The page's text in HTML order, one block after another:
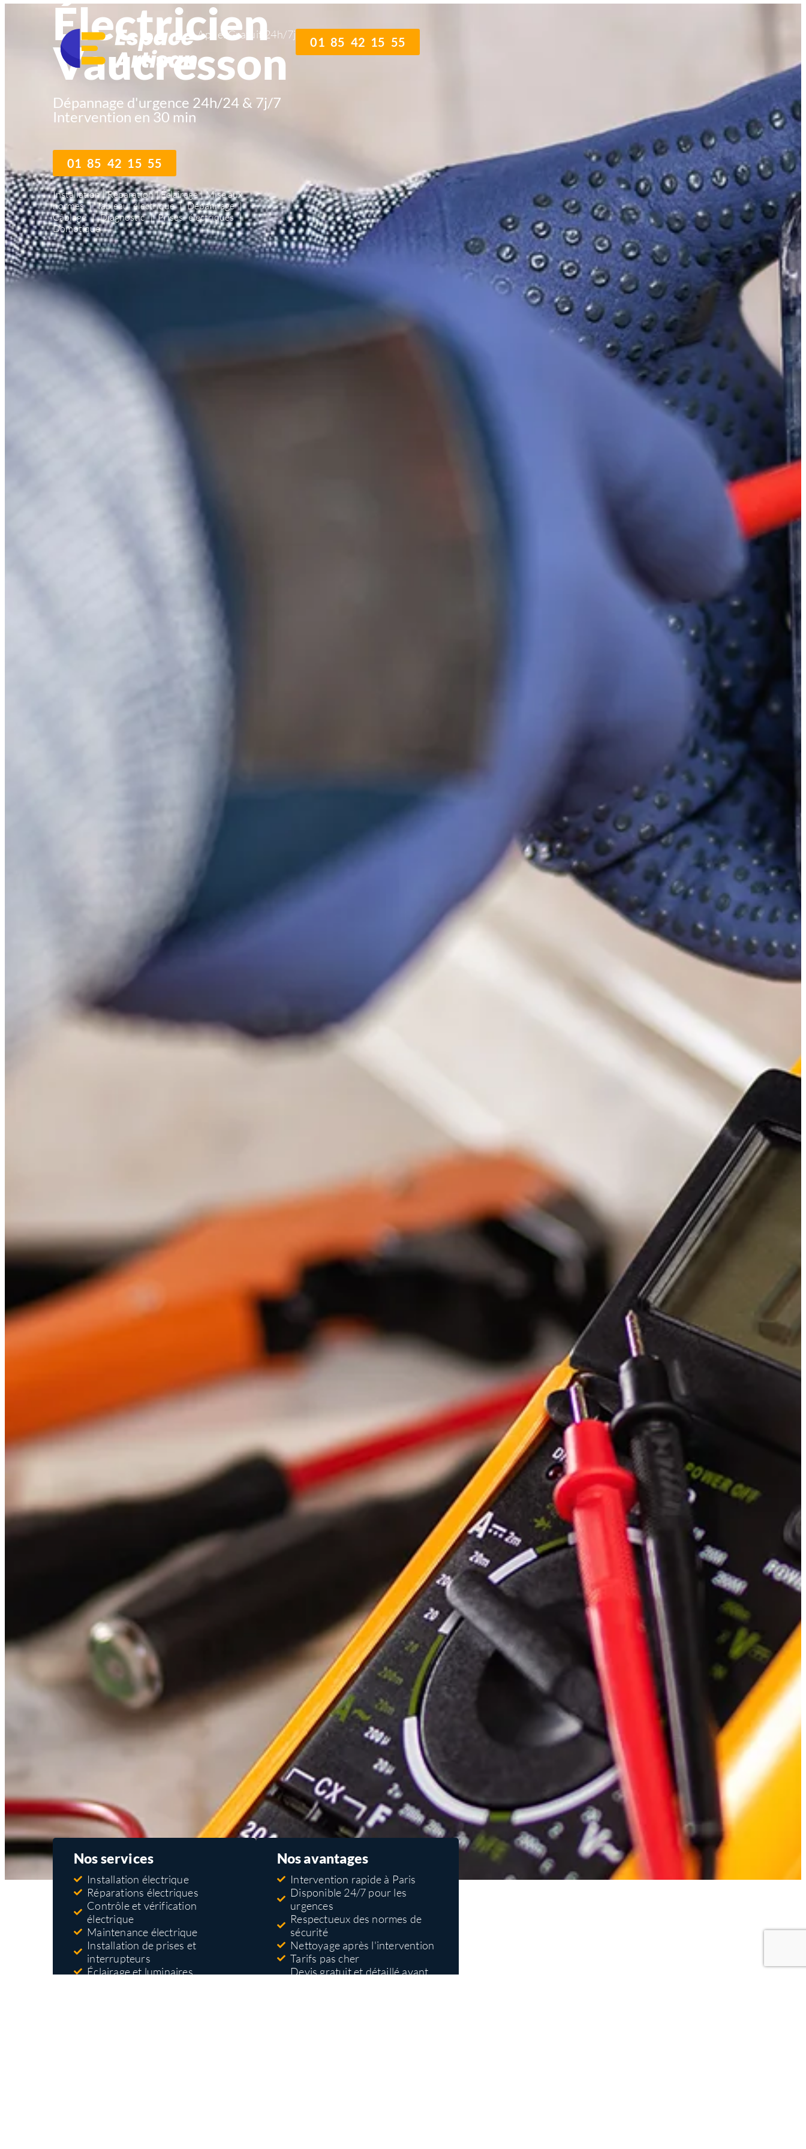
Appel Gratuit 24h/7j
01 85 42 15 55
Électricien
Vaucresson
Dépannage d'urgence 24h/24 & 7j/7
Intervention en 30 min
01 85 42 15 55
Installation | Réparation | Éclairage | Mise aux
normes | Tableau électrique | Dépannage |
Câblage | Diagnostic | Prises électriques |
Domotique
Nos services
Installation électrique
Réparations électriques
Contrôle et vérification
électrique
Maintenance électrique
Installation de prises et
interrupteurs
Éclairage et luminaires
Nos avantages
Intervention rapide à Paris
Disponible 24/7 pour les
urgences
Respectueux des normes de
sécurité
Nettoyage après l'intervention
Tarifs pas cher
Devis gratuit et détaillé avant